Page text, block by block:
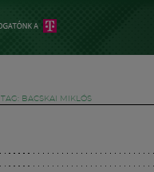
TAG: BACSKAI MIKLÓS